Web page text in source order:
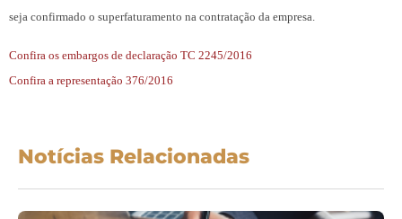
seja confirmado o superfaturamento na contratação da empresa.
Confira os embargos de declaração TC 2245/2016
Confira a representação 376/2016
Notícias Relacionadas